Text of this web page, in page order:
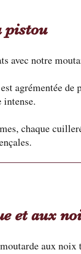
pistou
avec notre
agrémentée de
intense.
chaque
et aux
aux noix